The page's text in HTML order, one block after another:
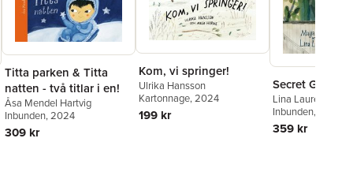
Titta parken & Titta
natten - två titlar i en!
Åsa Mendel Hartvig
Inbunden, 2024
309 kr
Kom, vi springer!
Ulrika Hansson
Kartonnage, 2024
199 kr
Secret
Lina Laurent
Inbunden, 2024
359 kr